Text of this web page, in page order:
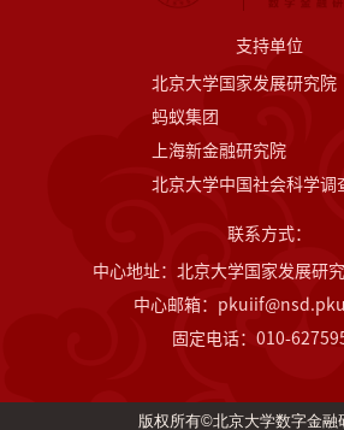
支持单位
北京大学国家发展研究院
蚂蚁集团
上海新金融研究院
北京大学中国社会科学调
联系方式：
中心地址：北京大学国家发展研
中心邮箱：
固定电话：010-
版权所有©北京大学数字金融